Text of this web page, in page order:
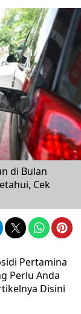
di Bulan
Cek
Pertamina
Perlu Anda
Disini